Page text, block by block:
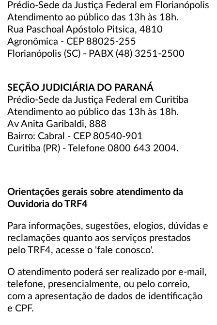
Prédio-Sede da Justiça Federal em Florianópolis
Atendimento ao público das 13h às 18h.
Rua Paschoal Apóstolo Pitsica, 4810
Agronômica - CEP 88025-255
Florianópolis (SC) - PABX (48) 3251-2500
SEÇÃO JUDICIÁRIA DO PARANÁ
Prédio-Sede da Justiça Federal em Curitiba
Atendimento ao público das 13h às 18h.
Av Anita Garibaldi, 888
Bairro: Cabral - CEP 80540-901
Curitiba (PR) - Telefone 0800 643 2004.
Orientações gerais sobre atendimento da
Ouvidoria do TRF4
Para informações, sugestões, elogios, dúvidas e
reclamações quanto aos serviços prestados
pelo TRF4, acesse o 'fale conosco'.
O atendimento poderá ser realizado por e-mail,
telefone, presencialmente, ou pelo correio,
com a apresentação de dados de identificação
e CPF.